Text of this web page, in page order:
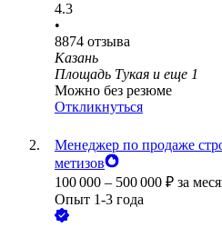
4.3
•
8874 отзыва
Казань
Площадь Тукая и еще 1
Можно без резюме
Откликнуться
Менеджер по продаже
метизов
100 000 – 500 000 ₽ за
Опыт 1-3 года